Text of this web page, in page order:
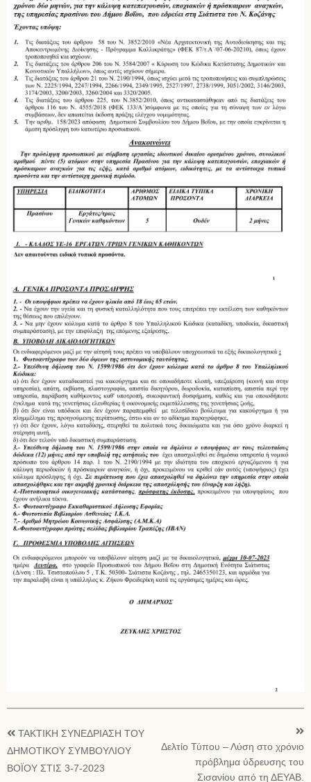
ΤΑΚΤΙΚΗ ΣΥΝΕΔΡΙΑΣΗ ΤΟΥ
ΔΗΜΟΤΙΚΟΥ ΣΥΜΒΟΥΛΙΟΥ
ΒΟΪΟΥ ΣΤΙΣ 3-7-2023
Δελτίο Τύπου – Λύση στο χρόνιο
πρόβλημα ύδρευσης του
Σισανίου από τη ΔΕΥΑΒ.